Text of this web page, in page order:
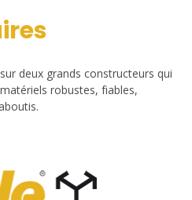
deux grands constructeurs qui
robustes, fiables,